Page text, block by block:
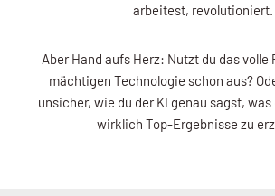
arbeitest, revolutioniert.
Aber Hand aufs Herz: Nutzt du das volle
mächtigen Technologie schon aus?
unsicher, wie du der KI genau sagst,
wirklich Top-Ergebnisse zu